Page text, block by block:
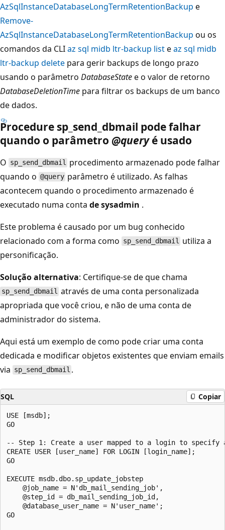
AzSqlInstanceDatabaseLongTermRetentionBackup e
Remove-
AzSqlInstanceDatabaseLongTermRetentionBackup ou os
comandos da CLIaz sql midb ltr-backup listeaz sql midb
ltr-backup delete para gerir backups de longo prazo
usando o parâmetro DatabaseStatee o valor de retorno
DatabaseDeletionTime para filtrar os backups de um banco
de dados.
Procedure sp_send_dbmail pode falhar
quando o parâmetro @queryé usado
O sp_send_dbmail procedimento armazenado pode falhar
quando o @query parâmetro é utilizado. As falhas
acontecem quando o procedimento armazenado é
executado numa conta de sysadmin .
Este problema é causado por um bug conhecido
relacionado com a forma como sp_send_dbmail utiliza a
personificação.
Solução alternativa: Certifique-se de que chama
sp_send_dbmail através de uma conta personalizada
apropriada que você criou, e não de uma conta de
administrador do sistema.
Aqui está um exemplo de como pode criar uma conta
dedicada e modificar objetos existentes que enviam emails
via sp_send_dbmail .
SQL Copiar
USE [msdb];
GO
-- Step 1: Create a user mapped to a login to specify
CREATE USER [user_name] FOR LOGIN [login_name];
GO
EXECUTE msdb.dbo.sp_update_jobstep
    @job_name = N'db_mail_sending_job',
    @step_id = db_mail_sending_job_id,
    @database_user_name = N'user_name';
GO